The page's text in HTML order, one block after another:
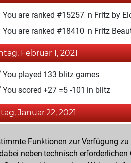
You are ranked #15257 in Fritz by
You are ranked #18410 in Fritz
Februar 1, 2021
You played 133 blitz games
You scored +27 =5 -101 in blitz
Januar 22, 2021
You achieved a new Elo of 1587
Funktionen zur Verfügung
neben technisch